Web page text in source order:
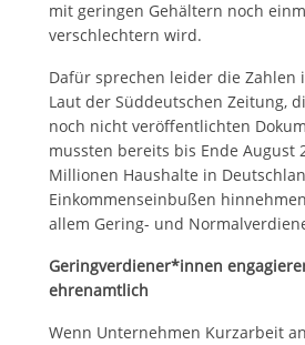
mit geringen Gehältern noch
verschlechtern wird.
Dafür sprechen leider die Zahlen
Laut der Süddeutschen Zeitung,
noch nicht veröffentlichten
mussten bereits bis Ende August
Millionen Haushalte in
Einkommenseinbußen
allem Gering- und
Geringverdiener*innen
ehrenamtlich
Wenn Unternehmen Kurzarbeit